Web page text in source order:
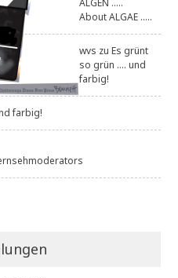
ALGEN .....
About ALGAE .....
wvs zuEs grünt
so grün .... und
farbig!
farbig!